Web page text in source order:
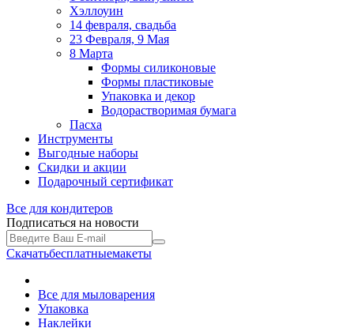
Хэллоуин
14 февраля, свадьба
23 Февраля, 9 Мая
8 Марта
Формы силиконовые
Формы пластиковые
Упаковка и декор
Водорастворимая бумага
Пасха
Инструменты
Выгодные наборы
Скидки и акции
Подарочный сертификат
Все для кондитеров
Подписаться на новости
Скачатьбесплатныемакеты
Все для мыловарения
Упаковка
Наклейки